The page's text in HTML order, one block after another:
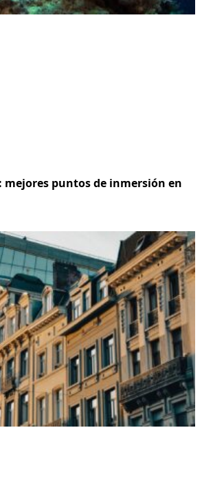
mejores puntos de inmersión en